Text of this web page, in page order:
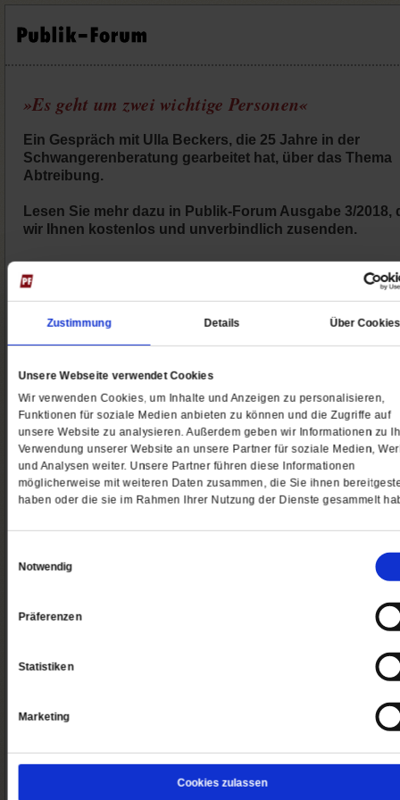
Zustimmung Details Über Cookies
Unsere Webseite verwendet Cookies
Wir verwenden Cookies, um Inhalte und Anzeigen zu personalisieren,
Funktionen für soziale Medien anbieten zu können und die Zugriffe auf
unsere Website zu analysieren. Außerdem geben wir Informationen zu
Verwendung unserer Website an unsere Partner für soziale Medien,
und Analysen weiter. Unsere Partner führen diese Informationen
möglicherweise mit weiteren Daten zusammen, die Sie ihnen
haben oder die sie im Rahmen Ihrer Nutzung der Dienste gesammelt
Notwendig
Präferenzen
Statistiken
Marketing
Cookies zulassen
»Es geht um zwei wichtige Personen«
Ein Gespräch mit Ulla Beckers, die 25 Jahre in der
Schwangerenberatung gearbeitet hat, über das Thema
Abtreibung.
Lesen Sie mehr dazu in Publik-Forum Ausgabe 3/2018,
wir Ihnen kostenlos und unverbindlich zusenden.
Ja,senden Sie mir bitte kostenlos die
Ausgabe von Publik-Forum mit dem Artikel
»Es geht um zwei wichtige Personen«zu.
Ja, ich möchte eine Ausgabe von Publik-Forum
Meine E-Mailadresse
Rechnungs- und Lieferanschrift